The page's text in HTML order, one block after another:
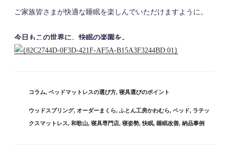
ご家族皆さまが快適な睡眠を楽しんでいただけますように。
今日もこの世界に、快眠の楽園を。
カ
コラム, ベッドマットレスの選び方, 寝具選びのポイント
タ
グ
ウッドスプリング, オーダーまくら, ふとん工房かわむら, ベッド, ラテッ
クスマットレス, 和歌山, 寝具専門店, 寝姿勢,快眠, 睡眠改善, 納品事例